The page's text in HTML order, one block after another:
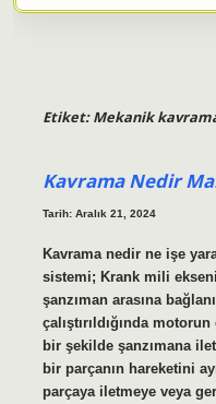
Etiket:Mekanik
Kavrama Nedir
Tarih: Aralık 21, 2024
Kavrama nedir ne işe
sistemi; Krank mili
şanzıman arasına
çalıştırıldığında
bir şekilde şanzımana
bir parçanın hareketini
parçaya iletmeye veya